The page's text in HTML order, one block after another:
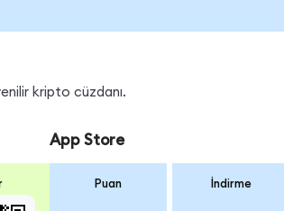
kripto cüzdanı.
App Store
Puan İndirme